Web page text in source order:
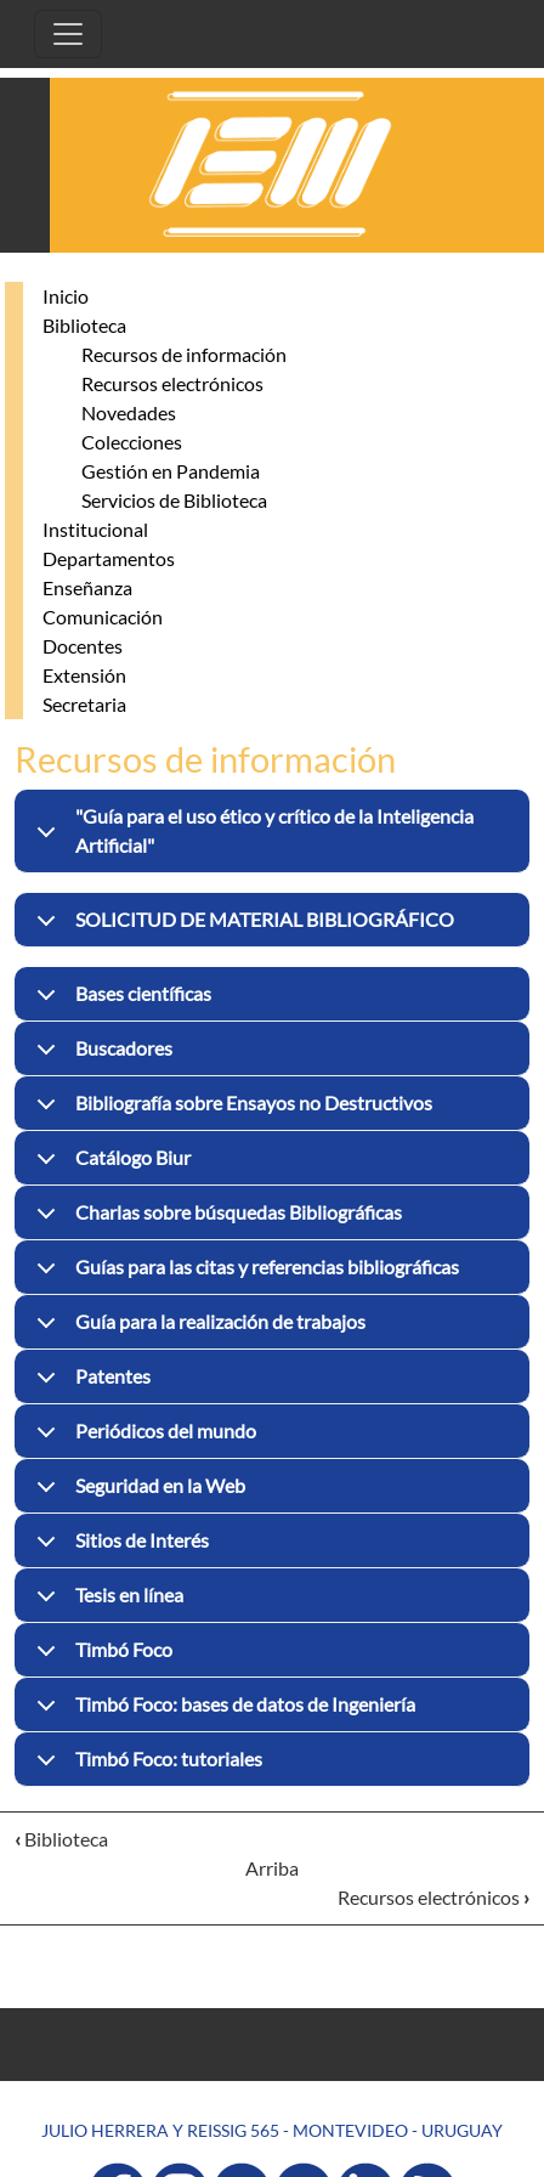
Inicio
Biblioteca
Recursos de información
Recursos electrónicos
Novedades
Colecciones
Gestión en Pandemia
Servicios de Biblioteca
Institucional
Departamentos
Enseñanza
Comunicación
Docentes
Extensión
Secretaria
Recursos de información
"Guía para el uso ético y crítico de la Inteligencia
Artificial"
SOLICITUD DE MATERIAL BIBLIOGRÁFICO
Bases científicas
Buscadores
Bibliografía sobre Ensayos no Destructivos
Catálogo Biur
Charlas sobre búsquedas Bibliográficas
Guías para las citas y referencias bibliográficas
Guía para la realización de trabajos
Patentes
Periódicos del mundo
Seguridad en la Web
Sitios de Interés
Tesis en línea
Timbó Foco
Timbó Foco: bases de datos de Ingeniería
Timbó Foco: tutoriales
‹ Biblioteca
Arriba
Recursos electrónicos ›
JULIO HERRERA Y REISSIG 565 - MONTEVIDEO - URUGUAY